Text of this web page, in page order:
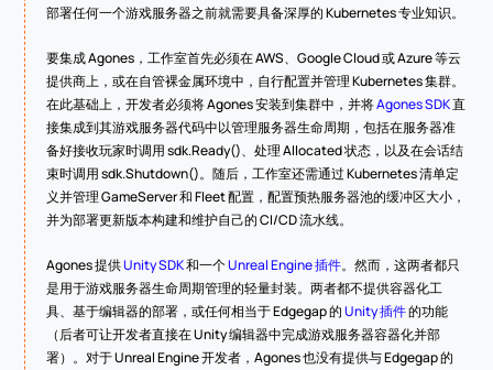
部署任何一个游戏服务器之前就需要具备深厚的 Kubernetes 专业知识。
要集成 Agones，工作室首先必须在 AWS、Google Cloud 或 Azure 等云
提供商上，或在自管裸金属环境中，自行配置并管理 Kubernetes 集群。
在此基础上，开发者必须将 Agones 安装到集群中，并将 Agones SDK 直
接集成到其游戏服务器代码中以管理服务器生命周期，包括在服务器准
备好接收玩家时调用 sdk.Ready()、处理 Allocated 状态，以及在会话结
束时调用 sdk.Shutdown()。随后，工作室还需通过 Kubernetes 清单定
义并管理 GameServer 和 Fleet 配置，配置预热服务器池的缓冲区大小，
并为部署更新版本构建和维护自己的 CI/CD 流水线。
Agones 提供 Unity SDK 和一个 Unreal Engine 插件。然而，这两者都只
是用于游戏服务器生命周期管理的轻量封装。两者都不提供容器化工
具、基于编辑器的部署，或任何相当于 Edgegap 的 Unity 插件 的功能
（后者可让开发者直接在 Unity 编辑器中完成游戏服务器容器化并部